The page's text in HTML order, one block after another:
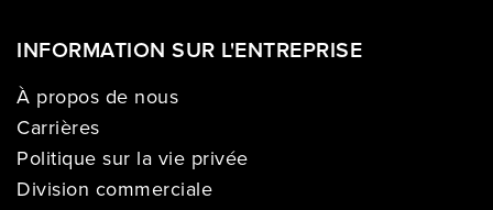
INFORMATION SUR L'ENTREPRISE
À propos de nous
Carrières
Politique sur la vie privée
Division commerciale